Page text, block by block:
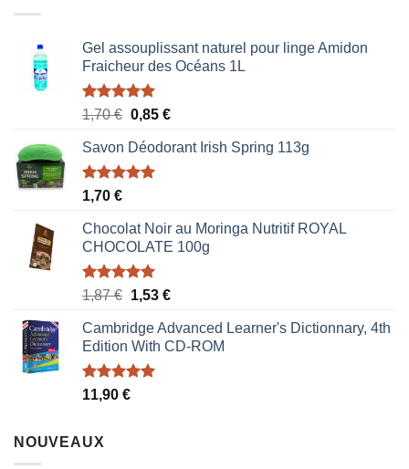
Gel assouplissant naturel pour linge Amidon
Fraicheur des Océans 1L
Note5.00
sur 5
1,70€ Le
initial
était :
0,85 €Le
actuel
Savon Déodorant Irish Spring 113g
Note5.00
sur 5
1,70 €
Chocolat Noir au Moringa Nutritif ROYAL
CHOCOLATE 100g
Note5.00
sur 5
1,87€ Le
initial
était :
1,87 €.
1,53 €Le
actuel
est :
Cambridge Advanced Learner's Dictionnary, 4th
Edition With CD-ROM
Note5.00
sur 5
11,90 €
NOUVEAUX